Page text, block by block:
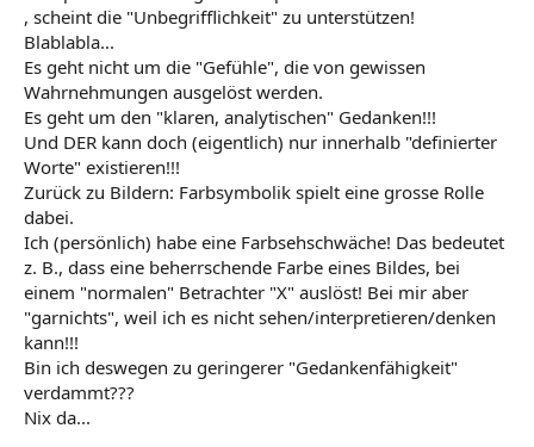
, scheint die "Unbegrifflichkeit" zu unterstützen!
Blablabla...
Es geht nicht um die "Gefühle", die von gewissen
Wahrnehmungen ausgelöst werden.
Es geht um den "klaren, analytischen" Gedanken!!!
Und DER kann doch (eigentlich) nur innerhalb "definierter
Worte" existieren!!!
Zurück zu Bildern: Farbsymbolik spielt eine grosse Rolle
dabei.
Ich (persönlich) habe eine Farbsehschwäche! Das bedeutet
z. B., dass eine beherrschende Farbe eines Bildes, bei
einem "normalen" Betrachter "X" auslöst! Bei mir aber
"garnichts", weil ich es nicht sehen/interpretieren/denken
kann!!!
Bin ich deswegen zu geringerer "Gedankenfähigkeit"
verdammt???
Nix da...